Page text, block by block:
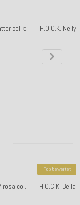
col. 5
H.O.C.K.
rosa col.
Top bewertet
H.O.C.K.